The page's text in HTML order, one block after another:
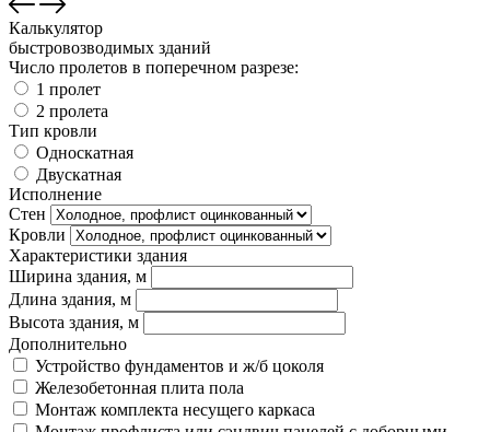
Калькулятор
быстровозводимых зданий
Число пролетов в поперечном разрезе:
1 пролет
2 пролета
Тип кровли
Односкатная
Двускатная
Исполнение
Стен
Кровли
Характеристики здания
Ширина здания, м
Длина здания, м
Высота здания, м
Дополнительно
Устройство фундаментов и ж/б цоколя
Железобетонная плита пола
Монтаж комплекта несущего каркаса